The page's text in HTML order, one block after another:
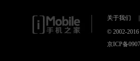
关于我们
© 2002-
京ICP备